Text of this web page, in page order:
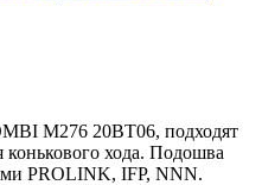
M276 20BT06, подходят
конькового хода. Подошва
PROLINK, IFP, NNN.